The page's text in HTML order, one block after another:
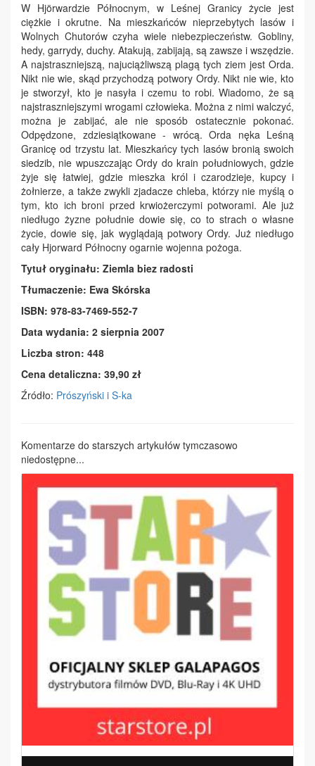
W Hjörwardzie Północnym, w Leśnej Granicy życie jest
ciężkie i okrutne. Na mieszkańców nieprzebytych lasów i
Wolnych Chutorów czyha wiele niebezpieczeństw. Gobliny,
hedy, garrydy, duchy. Atakują, zabijają, są zawsze i wszędzie.
A najstraszniejszą, najuciążliwszą plagą tych ziem jest Orda.
Nikt nie wie, skąd przychodzą potwory Ordy. Nikt nie wie, kto
je stworzył, kto je nasyła i czemu to robi. Wiadomo, że są
najstraszniejszymi wrogami człowieka. Można z nimi walczyć,
można je zabijać, ale nie sposób ostatecznie pokonać.
Odpędzone, zdziesiątkowane - wrócą. Orda nęka Leśną
Granicę od trzystu lat. Mieszkańcy tych lasów bronią swoich
siedzib, nie wpuszczając Ordy do krain południowych, gdzie
żyje się łatwiej, gdzie mieszka król i czarodzieje, kupcy i
żołnierze, a także zwykli zjadacze chleba, którzy nie myślą o
tym, kto ich broni przed krwiożerczymi potworami. Ale już
niedługo żyzne południe dowie się, co to strach o własne
życie, dowie się, jak wyglądają potwory Ordy. Już niedługo
cały Hjorward Północny ogarnie wojenna pożoga.
Tytuł oryginału: Ziemla biez radosti
Tłumaczenie: Ewa Skórska
ISBN: 978-83-7469-552-7
Data wydania: 2 sierpnia 2007
Liczba stron: 448
Cena detaliczna: 39,90 zł
Źródło: Prószyński i S-ka
Komentarze do starszych artykułów tymczasowo
niedostępne...